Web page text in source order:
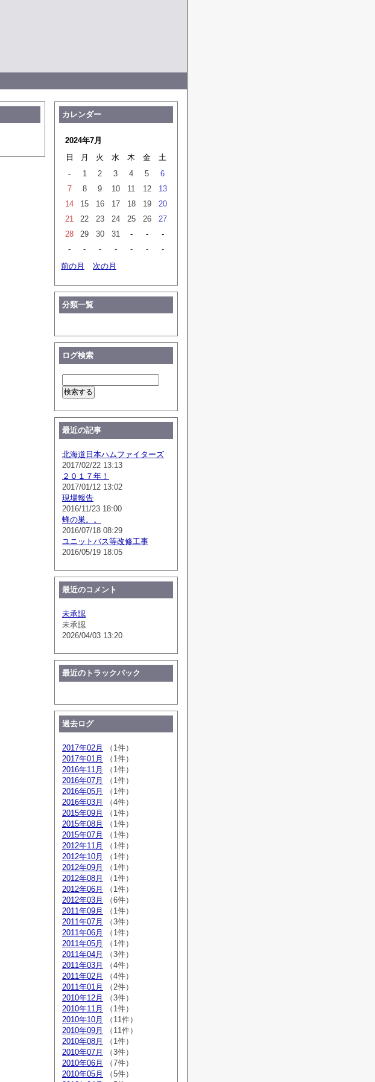
カレンダー
2024年7月
日
月 火 水 木 金
土
-
1 2 3 4 5
6
7
8 9 10 11 12
13
14
15 16 17 18 19
20
21
22 23 24 25 26
27
28
29 30 31 - -
-
-
- - - - -
-
前の月
次の月
分類一覧
ログ検索
最近の記事
北海道日本ハムファイターズ
2017/02/22 13:13
２０１７年！
2017/01/12 13:02
現場報告
2016/11/23 18:00
蜂の巣。。
2016/07/18 08:29
ユニットバス等改修工事
2016/05/19 18:05
最近のコメント
未承認
未承認
2026/04/03 13:20
最近のトラックバック
過去ログ
2017年02月
（1件）
2017年01月
（1件）
2016年11月
（1件）
2016年07月
（1件）
2016年05月
（1件）
2016年03月
（4件）
2015年09月
（1件）
2015年08月
（1件）
2015年07月
（1件）
2012年11月
（1件）
2012年10月
（1件）
2012年09月
（1件）
2012年08月
（1件）
2012年06月
（1件）
2012年03月
（6件）
2011年09月
（1件）
2011年07月
（3件）
2011年06月
（1件）
2011年05月
（1件）
2011年04月
（3件）
2011年03月
（4件）
2011年02月
（4件）
2011年01月
（2件）
2010年12月
（3件）
2010年11月
（1件）
2010年10月
（11件）
2010年09月
（11件）
2010年08月
（1件）
2010年07月
（3件）
2010年06月
（7件）
2010年05月
（5件）